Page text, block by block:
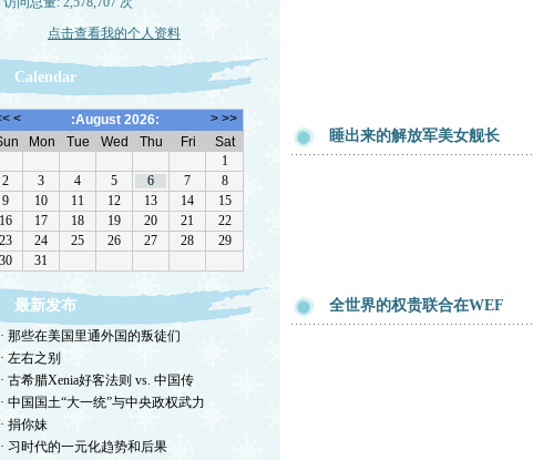
点击查看我的个人资料
Calendar
最新发布
· 那些在美国里通外国的叛徒们
· 左右之别
· 古希腊Xenia好客法则 vs. 中国传
· 中国国土“大一统”与中央政权武力
· 捐你妹
· 习时代的一元化趋势和后果
睡出来的解放军美女舰长
全世界的权贵联合在WEF